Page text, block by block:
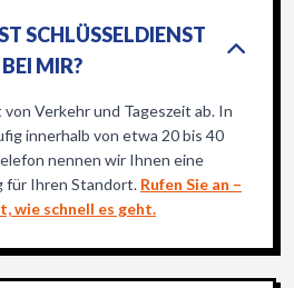
SCHLÜSSELDIENST
MIR?
Verkehr und Tageszeit ab. In
innerhalb von etwa 20 bis 40
nennen wir Ihnen eine
für Ihren Standort. Rufen Sie an –
wie schnell es geht.